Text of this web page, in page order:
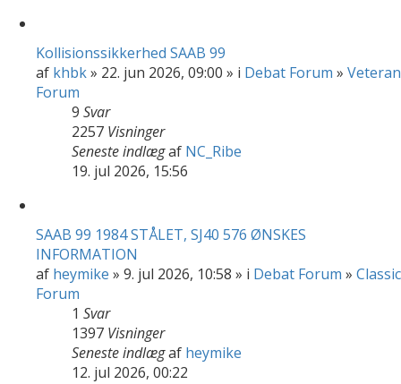
Kollisionssikkerhed SAAB 99
af khbk» 22. jun 2026, 09:00 » i Debat Forum » Veteran
Forum
9 Svar
2257 Visninger
Seneste indlægaf NC_Ribe
19. jul 2026, 15:56
SAAB 99 1984 STÅLET, SJ40 576 ØNSKES
INFORMATION
af heymike » 9. jul 2026, 10:58 » i Debat Forum » Classic
Forum
1 Svar
1397 Visninger
Seneste indlægaf heymike
12. jul 2026, 00:22